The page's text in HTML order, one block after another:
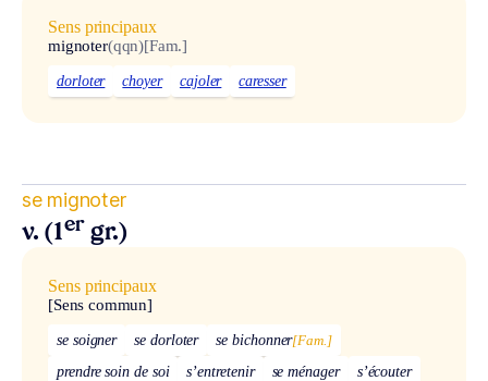
Sens principaux
mignoter(qqn)[Fam.]
dorloter choyer cajoler caresser
se mignoter
v. (1er gr.)
Sens principaux
[Sens commun]
se soigner se dorloter se bichonner[Fam.]
prendre soin de soi
s’entretenir se ménager
s’écouter